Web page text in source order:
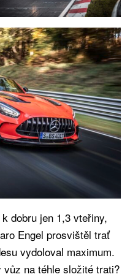
dobru jen 1,3 vteřiny,
Engel prosvištěl trať
vydoloval maximum.
na téhle složité trati?